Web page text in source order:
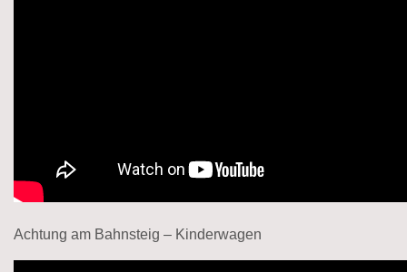
Achtung am Bahnsteig – Kinderwagen